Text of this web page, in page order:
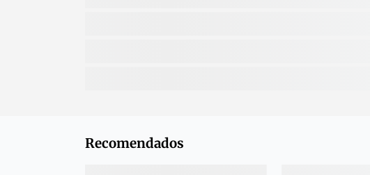
Recomendados